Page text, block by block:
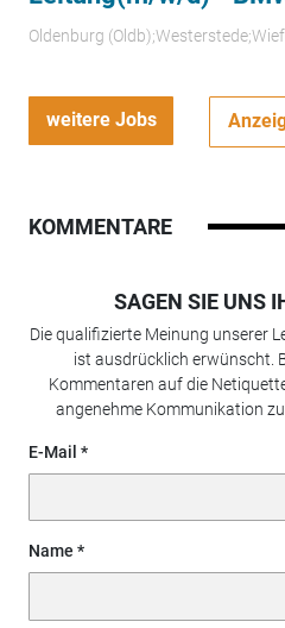
Oldenburg
weitere Jobs
KOMMENTARE
SAGEN SIE UNS
Die qualifizierte Meinung unserer
ist ausdrücklich erwünscht.
Kommentaren auf die
angenehme Kommunikation
E-Mail
Name